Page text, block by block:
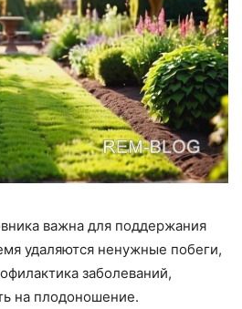
важна для поддержания
удаляются ненужные побеги,
заболеваний,
на плодоношение.